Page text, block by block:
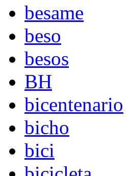
besame
beso
besos
BH
bicentenario
bicho
bici